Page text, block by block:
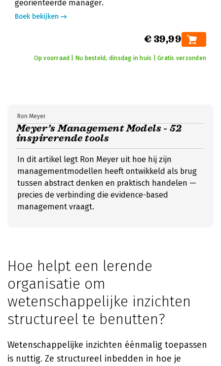
georiënteerde manager.
Boek bekijken
€ 39,99
Op voorraad | Nu besteld, dinsdag in huis | Gratis verzonden
Meyer’s Management Models - 52
inspirerende tools
Ron Meyer
In dit artikel legt Ron Meyer uit hoe hij zijn
managementmodellen heeft ontwikkeld als brug
tussen abstract denken en praktisch handelen —
precies de verbinding die evidence-based
management vraagt.
Hoe helpt een lerende
organisatie om
wetenschappelijke inzichten
structureel te benutten?
Wetenschappelijke inzichten éénmalig toepassen
is nuttig. Ze structureel inbedden in hoe je